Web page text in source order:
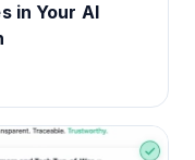
in Your AI